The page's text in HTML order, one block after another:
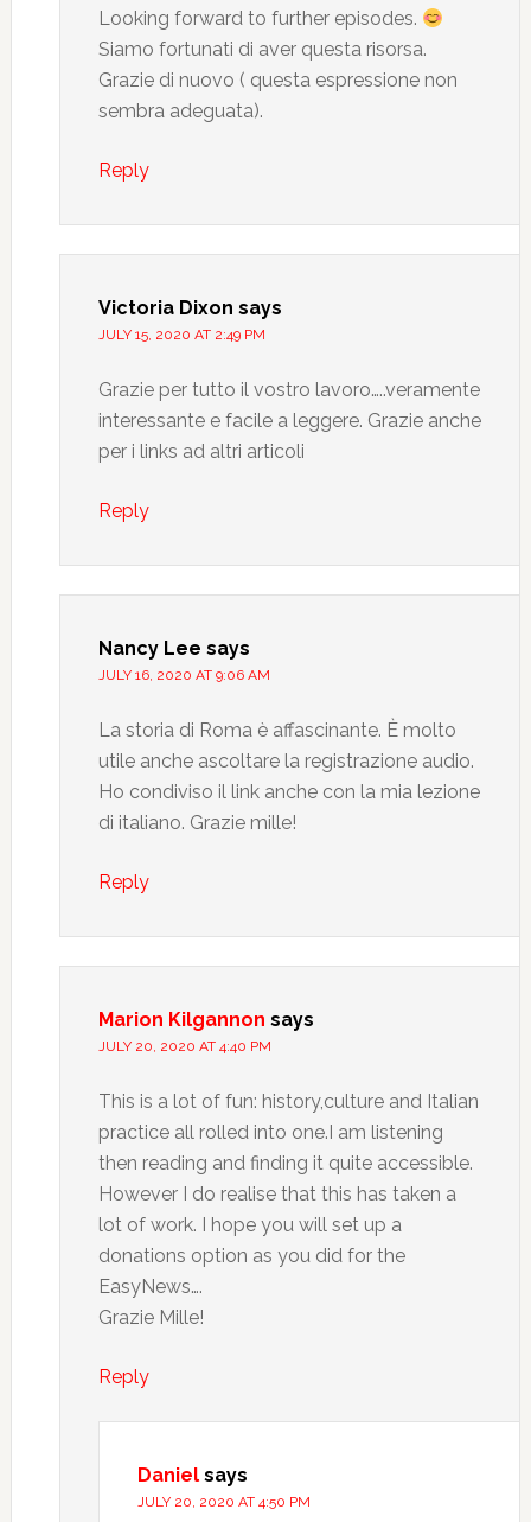
Looking forward to further episodes.
Siamo fortunati di aver questa risorsa.
Grazie di nuovo ( questa espressione non
sembra adeguata).
Reply
Victoria Dixon says
JULY 15, 2020 AT 2:49 PM
Grazie per tutto il vostro lavoro…..veramente
interessante e facile a leggere. Grazie anche
per i links ad altri articoli
Reply
Nancy Lee says
JULY 16, 2020 AT 9:06 AM
La storia di Roma è affascinante. È molto
utile anche ascoltare la registrazione audio.
Ho condiviso il link anche con la mia lezione
di italiano. Grazie mille!
Reply
Marion Kilgannon says
JULY 20, 2020 AT 4:40 PM
This is a lot of fun: history,culture and Italian
practice all rolled into one.I am listening
then reading and finding it quite accessible.
However I do realise that this has taken a
lot of work. I hope you will set up a
donations option as you did for the
EasyNews….
Grazie Mille!
Reply
Daniel says
JULY 20, 2020 AT 4:50 PM